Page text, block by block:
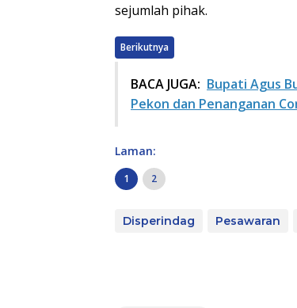
sejumlah pihak.
Berikutnya
BACA JUGA: Bupati Agus
Pekon dan Penanganan
Laman:
1 2
Disperindag Pesawaran